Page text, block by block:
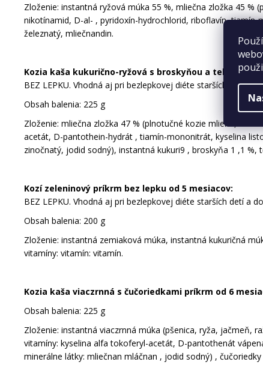
Zloženie: instantná ryžová múka 55 %, mliečna zložka 45
nikotínamid, D-al- , pyridoxín-hydrochlorid, riboflavín,
železnatý, mliečnandin.
Kozia kaša kukurično-ryžová s broskyňou a tekvicou
BEZ LEPKU. Vhodná aj pri bezlepkovej diéte starších detí a
Obsah balenia: 225 g
Zloženie: mliečna zložka 47 % (plnotučné kozie mlieko,
acetát, D-pantothein-hydrát , tiamín-mononitrát, kyselina
zinočnatý, jodid sodný), instantná kukuri9 , broskyňa 1 ,1 %,
Kozí zeleninový príkrm bez lepku od 5 mesiacov:
BEZ LEPKU. Vhodná aj pri bezlepkovej diéte starších detí a
Obsah balenia: 200 g
Zloženie: instantná zemiaková múka, instantná kukuričná
vitamíny: vitamín: vitamín.
Kozia kaša viaczrnná s čučoriedkami príkrm od 6
Obsah balenia: 225 g
Zloženie: instantná viaczrnná múka (pšenica, ryža, jačmeň,
vitamíny: kyselina alfa tokoferyl-acetát, D-pantothenát
minerálne látky: mliečnan mláčnan , jodid sodný) ,